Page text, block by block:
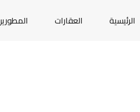
الرئيسية العقارات